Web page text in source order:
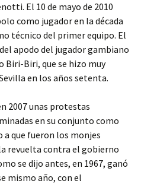
El 10 de mayo de 2010
como jugador en la década
técnico del primer equipo. El
apodo del jugador gambiano
Biri-Biri, que se hizo muy
en los años setenta.
2007 unas protestas
en su conjunto como
a que fueron los monjes
revuelta contra el gobierno
se dijo antes, en 1967, ganó
mismo año, con el